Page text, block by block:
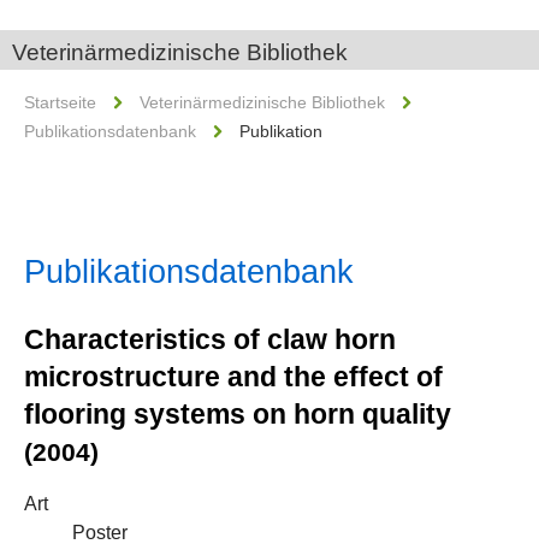
Veterinärmedizinische Bibliothek
Startseite
Veterinärmedizinische Bibliothek
Publikationsdatenbank
Publikation
Publikationsdatenbank
Characteristics of claw horn
microstructure and the effect of
flooring systems on horn quality
(2004)
Art
Poster